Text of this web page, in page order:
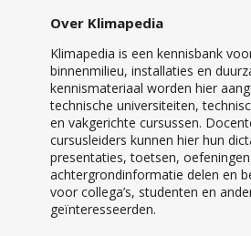
Over Klimapedia
Klimapedia is een kennisbank
binnenmilieu, installaties en
kennismateriaal worden hier
technische universiteiten,
en vakgerichte cursussen.
cursusleiders kunnen hier hun
presentaties, toetsen,
achtergrondinformatie delen en
voor collega’s, studenten en
geïnteresseerden.